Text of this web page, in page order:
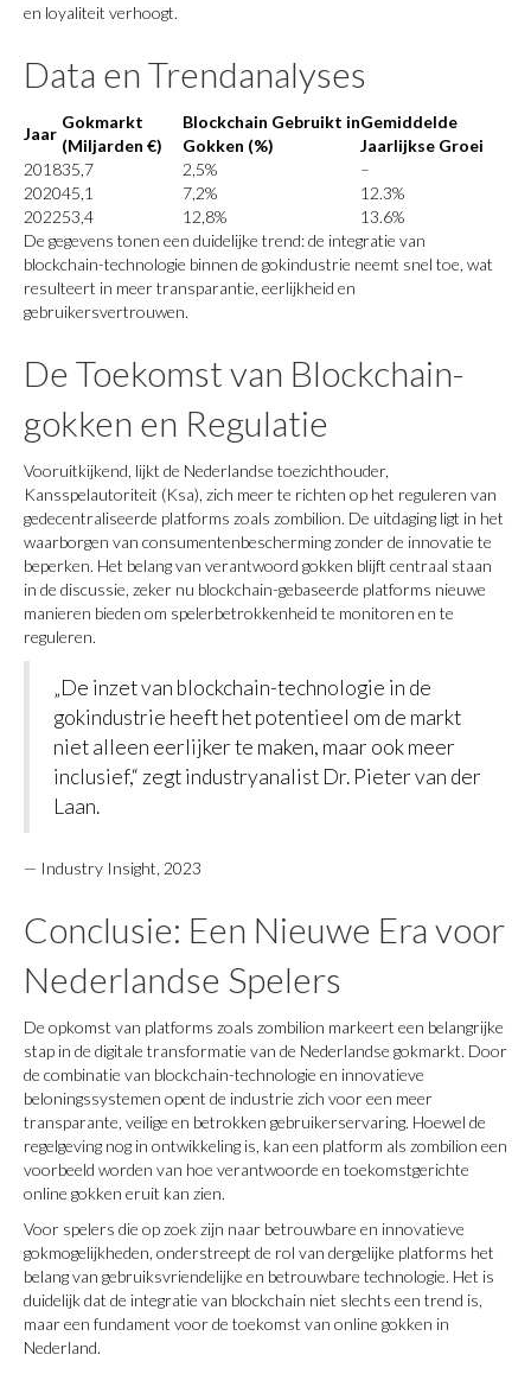
en loyaliteit verhoogt.
Data en Trendanalyses
Jaar
Gokmarkt
(Miljarden €)
Blockchain Gebruikt in
Gokken (%)
Gemiddelde
Jaarlijkse Groei
201835,7 2,5%
–
202045,1 7,2%
12.3%
202253,4 12,8%
13.6%
De gegevens tonen een duidelijke trend: de integratie van
blockchain-technologie binnen de gokindustrie neemt snel toe, wat
resulteert in meer transparantie, eerlijkheid en
gebruikersvertrouwen.
De Toekomst van Blockchain-
gokken en Regulatie
Vooruitkijkend, lijkt de Nederlandse toezichthouder,
Kansspelautoriteit (Ksa), zich meer te richten op het reguleren van
gedecentraliseerde platforms zoals zombilion. De uitdaging ligt in het
waarborgen van consumentenbescherming zonder de innovatie te
beperken. Het belang van verantwoord gokken blijft centraal staan
in de discussie, zeker nu blockchain-gebaseerde platforms nieuwe
manieren bieden om spelerbetrokkenheid te monitoren en te
reguleren.
„De inzet van blockchain-technologie in de
gokindustrie heeft het potentieel om de markt
niet alleen eerlijker te maken, maar ook meer
inclusief,“ zegt industryanalist Dr. Pieter van der
Laan.
— Industry Insight, 2023
Conclusie: Een Nieuwe Era voor
Nederlandse Spelers
De opkomst van platforms zoals zombilion markeert een belangrijke
stap in de digitale transformatie van de Nederlandse gokmarkt. Door
de combinatie van blockchain-technologie en innovatieve
beloningssystemen opent de industrie zich voor een meer
transparante, veilige en betrokken gebruikerservaring. Hoewel de
regelgeving nog in ontwikkeling is, kan een platform als zombilion een
voorbeeld worden van hoe verantwoorde en toekomstgerichte
online gokken eruit kan zien.
Voor spelers die op zoek zijn naar betrouwbare en innovatieve
gokmogelijkheden, onderstreept de rol van dergelijke platforms het
belang van gebruiksvriendelijke en betrouwbare technologie. Het is
duidelijk dat de integratie van blockchain niet slechts een trend is,
maar een fundament voor de toekomst van online gokken in
Nederland.